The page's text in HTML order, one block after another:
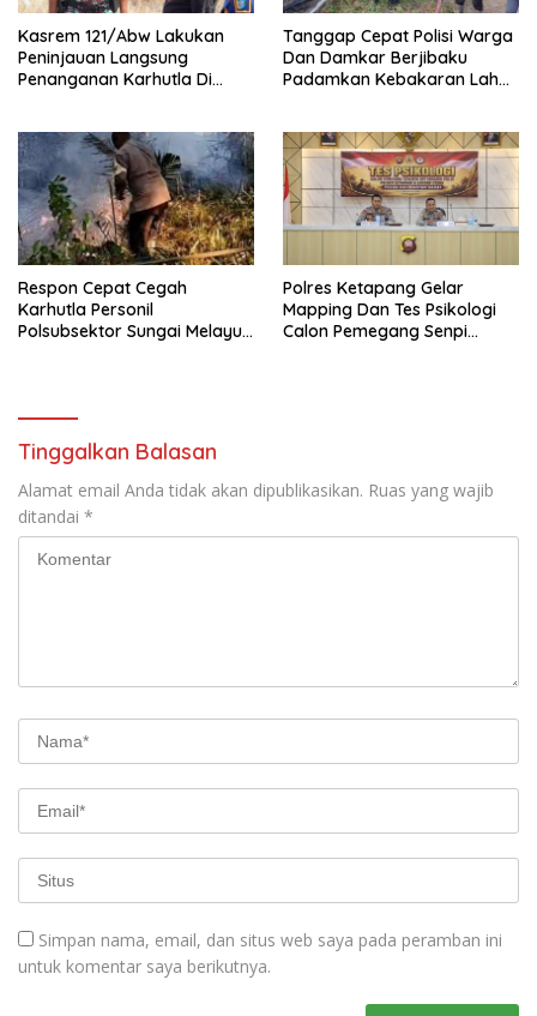
Kasrem 121/Abw Lakukan
Peninjauan Langsung
Penanganan Karhutla Di
Tanggap Cepat Polisi Warga
Dan Damkar Berjibaku
Padamkan Kebakaran Lahan
Respon Cepat Cegah
Karhutla Personil
Polsubsektor Sungai Melayu
Polres Ketapang Gelar
Mapping Dan Tes Psikologi
Calon Pemegang Senpi
Tinggalkan Balasan
Alamat email Anda tidak akan dipublikasikan. Ruas yang wajib
ditandai *
Simpan nama, email, dan situs web saya pada peramban ini
untuk komentar saya berikutnya.